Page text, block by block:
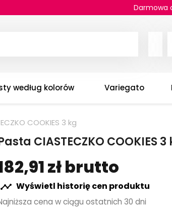
Darmowa
według kolorów Variegato
COOKIES 3 kg
CIASTECZKO COOKIES 3
zł brutto
 Wyświetl historię cen produktu
cena w ciągu ostatnich 30 dni